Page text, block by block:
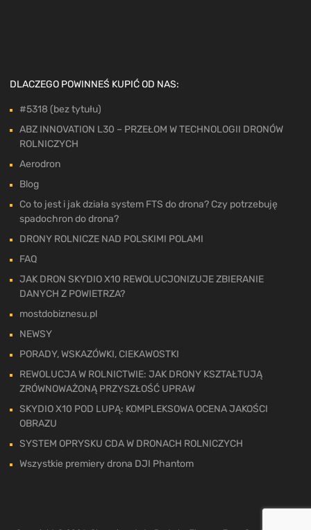
DLACZEGO POWINNEŚ KUPIĆ OD NAS:
#5318 (bez tytułu)
ABZ INNOVATION L30 – PRZEŁOM W TECHNOLOGII DRONÓW
ROLNICZYCH
Aerodron
Blog
Co to jest i jak działa system FTS do drona? Czy potrzebuję
spadochron do drona?
DRONY ROLNICZE NAD POLSKIMI POLAMI
FAQ
JAK DRON SKYDIO X10 REWOLUCJONIZUJE ZBIERANIE
DANYCH Z POWIETRZA?
mostdobiznesu.pl
NEWSY
PORADY, WSKAZÓWKI, CIEKAWOSTKI
REWOLUCJA W ROLNICTWIE: JAK DRONY KSZTAŁTUJĄ
ZRÓWNOWAŻONĄ PRZYSZŁOŚĆ UPRAW
SKYDIO X10 POD LUPĄ: KOMPLEKSOWA OCENA JAKOŚCI
OBRAZU
SYSTEM OPRYSKU CDA W DRONACH ROLNICZYCH
Wszystkie premiery drona DJI Phantom